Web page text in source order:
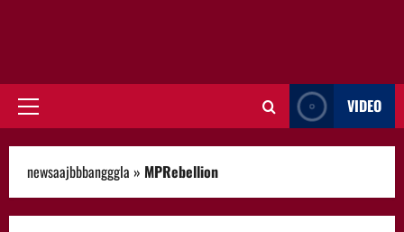
Primary
VIDEO
newsaajbbbangggla » MPRebellion